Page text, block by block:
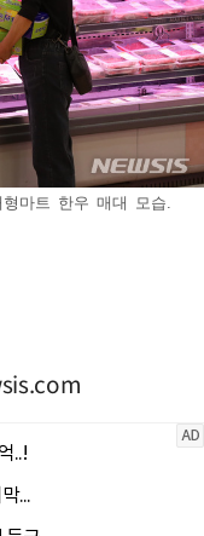
마트 한우 매대 모습.